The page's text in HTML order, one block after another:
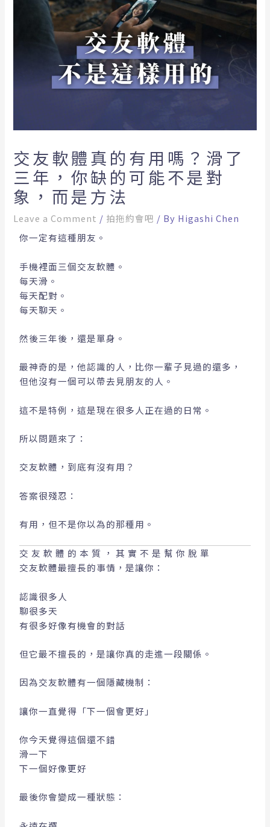
交友軟體真的有用嗎？滑了
三年，你缺的可能不是對
象，而是方法
Leave a Comment / 拍拖約會吧 / By Higashi Chen
你一定有這種朋友。
手機裡面三個交友軟體。
每天滑。
每天配對。
每天聊天。
然後三年後，還是單身。
最神奇的是，他認識的人，比你一輩子見過的還多，
但他沒有一個可以帶去見朋友的人。
這不是特例，這是現在很多人正在過的日常。
所以問題來了：
交友軟體，到底有沒有用？
答案很殘忍：
有用，但不是你以為的那種用。
交友軟體的本質，其實不是幫你脫單
交友軟體最擅長的事情，是讓你：
認識很多人
聊很多天
有很多好像有機會的對話
但它最不擅長的，是讓你真的走進一段關係。
因為交友軟體有一個隱藏機制：
讓你一直覺得「下一個會更好」
你今天覺得這個還不錯
滑一下
下一個好像更好
最後你會變成一種狀態：